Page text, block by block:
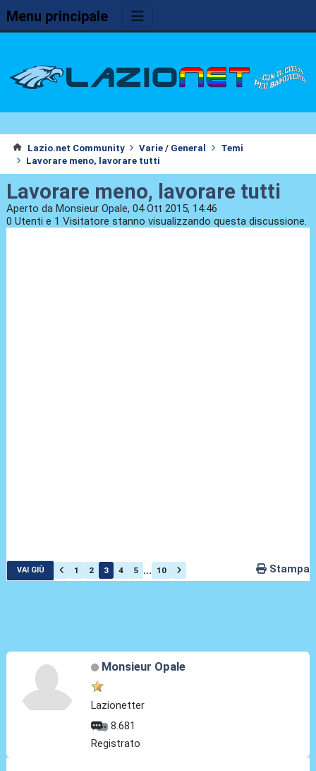
Menu principale
Lazio.net Community Varie / General
Temi
Lavorare meno, lavorare tutti
Lavorare meno, lavorare tutti
Aperto da Monsieur Opale, 04 Ott 2015, 14:46
0 Utenti e 1 Visitatore stanno visualizzando questa discussione.
VAI GIÙ 1 2 3 4 5 ... 10 Stampa
Monsieur Opale
Lazionetter
8.681
Registrato